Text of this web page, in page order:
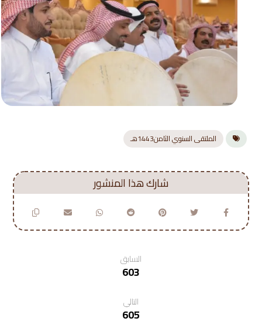
الملتقى السنوي الثامن1443هـ
السابق
603
التالي
605